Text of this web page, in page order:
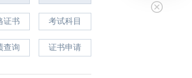
证书 考试科目
查询 证书申请